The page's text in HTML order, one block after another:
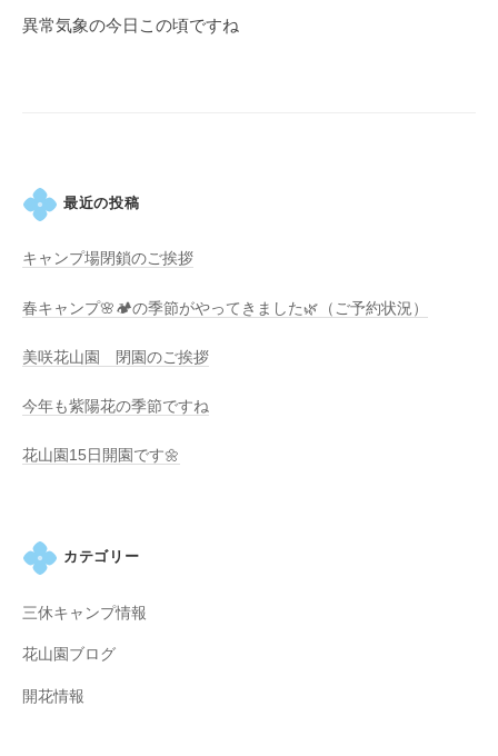
ゲ
異常気象の今日この頃ですね
最近の投稿
キャンプ場閉鎖のご挨拶
春キャンプ🌸🏕️の季節がやってきました🌿（ご予約状況）
美咲花山園 閉園のご挨拶
今年も紫陽花の季節ですね
花山園15日開園です🌼
カテゴリー
三休キャンプ情報
花山園ブログ
開花情報